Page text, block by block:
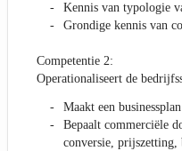
Kennis van typologie
Grondige kennis van
Competentie 2:
Operationaliseert de
Maakt een
Bepaalt commerciële
conversie, prijszetting,